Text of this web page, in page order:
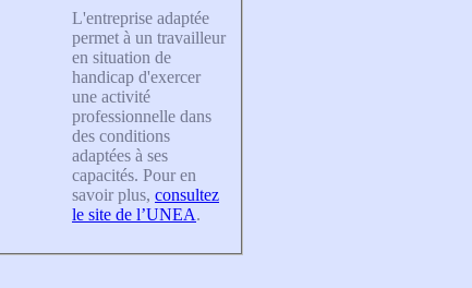
L'entreprise adaptée
permet à un travailleur
en situation de
handicap d'exercer
une activité
professionnelle dans
des conditions
adaptées à ses
capacités. Pour en
savoir plus, consultez
le site de l’UNEA.